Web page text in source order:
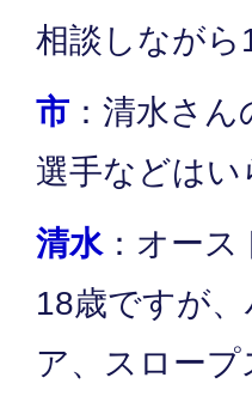
相談しながら
市 ：清水さ
選手などは
清水：オース
18歳ですが
ア、スロー